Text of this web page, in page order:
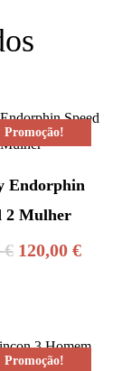
Promoção!
Endorphin
2 Mulher
€ O
era:
120,00 €O
é:
Promoção!